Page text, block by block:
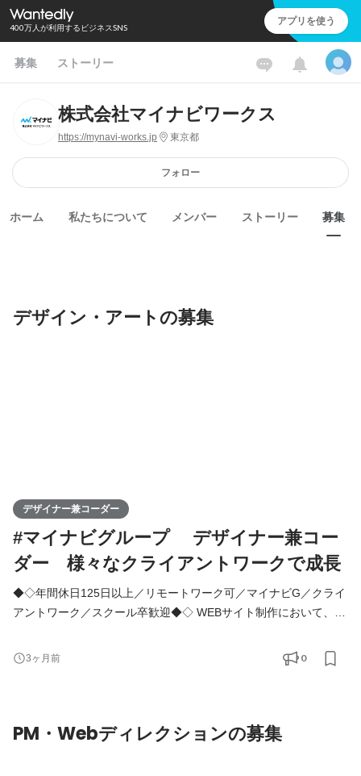
400万人が利用するビジネスSNS アプリを使う
募集 ストーリー
株式会社マイナビワークス
https://mynavi-works.jp 東京都
フォロー
ホーム 私たちについて メンバー ストーリー 募集
デザイン・アートの募集
デザイナー兼コーダー
#マイナビグループ デザイナー兼コー
ダー 様々なクライアントワークで成長
◆◇年間休日125日以上／リモートワーク可／マイナビG／クライ
アントワーク／スクール卒歓迎◆◇ WEBサイト制作において、デ
が浅くても、最初からすべてを任せることはありません。スキル
や経験に応じて、成長を支援するために段階的にお任せしていき
3ヶ月前 0
PM・Webディレクションの募集